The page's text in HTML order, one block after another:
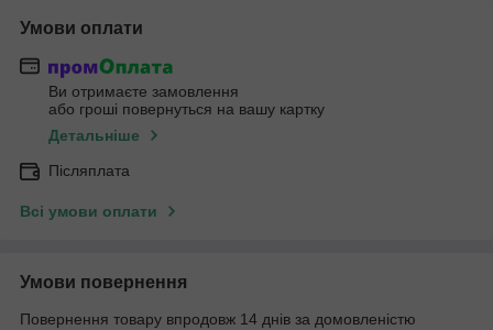
Умови оплати
Ви отримаєте замовлення
або гроші повернуться на вашу картку
Детальніше
Післяплата
Всі умови оплати
Умови повернення
Повернення товару впродовж 14 днів за домовленістю